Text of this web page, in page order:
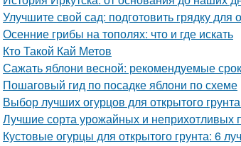
Улучшите свой сад: подготовить грядку для
Осенние грибы на тополях: что и где искать
Кто Такой Кай Метов
Сажать яблони весной: рекомендуемые
Пошаговый гид по посадке яблони по схеме
Выбор лучших огурцов для открытого
Лучшие сорта урожайных и неприхотливых
Кустовые огурцы для открытого грунта: 6